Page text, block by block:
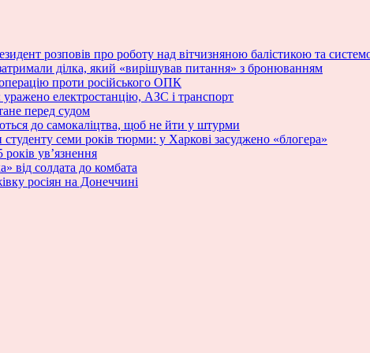
розповів про роботу над вітчизняною балістикою та
ділка, який «вирішував питання» з бронюванням
проти російського ОПК
електростанцію, АЗС і транспорт
перед судом
до самокаліцтва, щоб не йти у штурми
семи років тюрми: у Харкові засуджено «блогера»
ув’язнення
від солдата до комбата
росіян на Донеччині